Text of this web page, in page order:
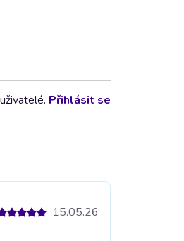
Přihlásit se
15.05.26